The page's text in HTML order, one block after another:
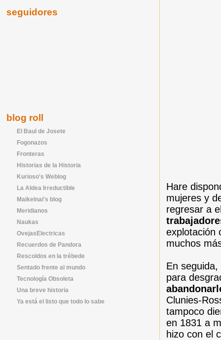
Hare
mujeres y
regresar a
explotación
muchos
En
para
Clunies-
tampoco
en 1831 a
hizo con el
seguidores
blog roll
El Baul de Josete
Fogonazos
Fronteras
Historias de la Historia
Kurioso's Weblog
La Aldea Irreductible
Maikelnai's blog
Meridianos
Naukas
OvejasElectricas
Recuerdos de Pandora
Rescoldos en la trébede
Sentado frente al mundo
Tecnología Obsoleta
Una breve historia
Ya está el listo que todo lo sabe